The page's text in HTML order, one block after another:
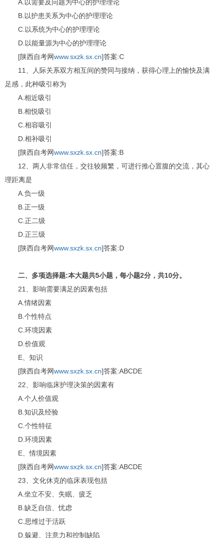
A.以需要及问题为中心的护理理论
B.以护患关系为中心的护理理论
C.以系统为中心的护理理论
D.以能量源为中心的护理理论
[陕西自考网www.sxzk.sx.cn]答案:C
11、人际关系双方相互间的赞同与接纳，获得心理上的愉快及满
足感，此种吸引称为
A.相近吸引
B.相悦吸引
C.相容吸引
D.相补吸引
[陕西自考网www.sxzk.sx.cn]答案:B
12、两人非常信任，交往较频繁，可进行推心置腹的交流，其心
理距离是
A.负一级
B.正一级
C.正二级
D.正三级
[陕西自考网www.sxzk.sx.cn]答案:D
二、多项选择题:本大题共5小题，每小题2分，共10分。
21、影响需要满足的因素包括
A.情绪因素
B.个性特点
C.环境因素
D.价值观
E、知识
[陕西自考网www.sxzk.sx.cn]答案:ABCDE
22、影响临床护理决策的因素有
A.个人价值观
B.知识及经验
C.个性特征
D.环境因素
E、情境因素
[陕西自考网www.sxzk.sx.cn]答案:ABCDE
23、文化休克的临床表现包括
A.坐立不安、失眠、疲乏
B.缺乏自信、忧虑
C.思维过于活跃
D.躲避、注意力和控制缺陷